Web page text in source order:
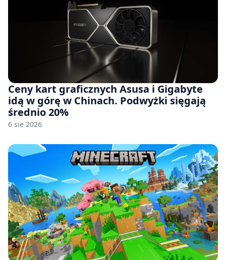
Ceny kart graficznych Asusa i Gigabyte
idą w górę w Chinach. Podwyżki sięgają
średnio 20%
6 sie 2026